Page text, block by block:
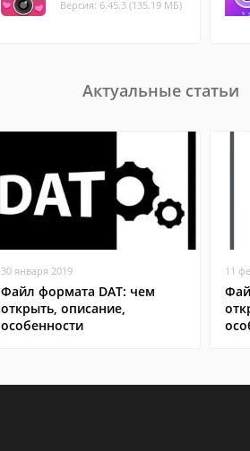
Версия: 6.45.3 (135.19 МБ)
Актуальные статьи
30 января 2019
Файл формата DAT: чем
открыть, описание,
особенности
11